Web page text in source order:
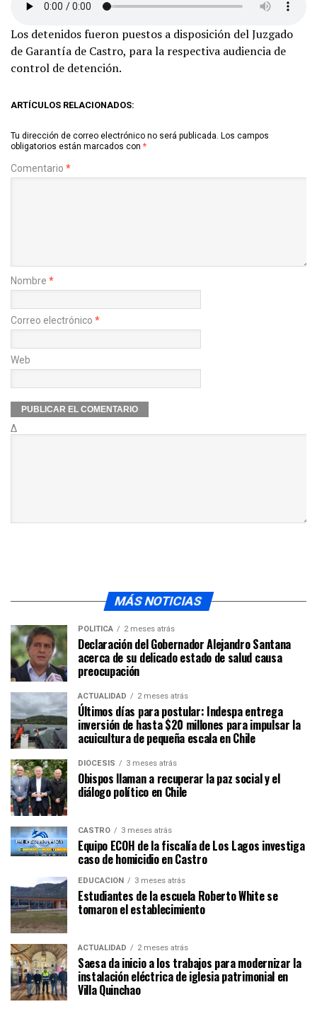
Los detenidos fueron puestos a disposición del Juzgado
de Garantía de Castro, para la respectiva audiencia de
control de detención.
ARTÍCULOS RELACIONADOS:
Tu dirección de correo electrónico no será publicada. Los campos
obligatorios están marcados con *
Comentario *
Nombre *
Correo electrónico *
Web
Δ
MÁS NOTICIAS
POLÍTICA 2 meses atrás
Declaración del Gobernador Alejandro Santana
acerca de su delicado estado de salud causa
preocupación
ACTUALIDAD 2 meses atrás
Últimos días para postular: Indespa entrega
inversión de hasta $20 millones para impulsar la
acuicultura de pequeña escala en Chile
DIÓCESIS 3 meses atrás
Obispos llaman a recuperar la paz social y el
diálogo político en Chile
CASTRO 3 meses atrás
Equipo ECOH de la fiscalía de Los Lagos investiga
caso de homicidio en Castro
EDUCACIÓN 3 meses atrás
Estudiantes de la escuela Roberto White se
tomaron el establecimiento
ACTUALIDAD 2 meses atrás
Saesa da inicio a los trabajos para modernizar la
instalación eléctrica de iglesia patrimonial en
Villa Quinchao